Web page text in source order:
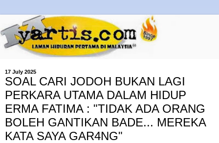
17 July 2025
SOAL CARI JODOH BUKAN LAGI
PERKARA UTAMA DALAM HIDUP
ERMA FATIMA : "TIDAK ADA ORANG
BOLEH GANTIKAN BADE... MEREKA
KATA SAYA GAR4NG"